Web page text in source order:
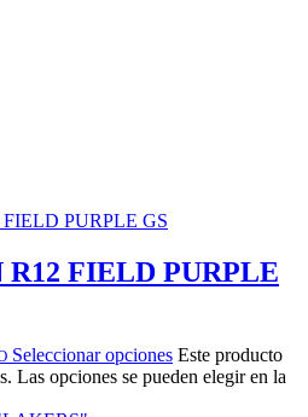
R12 FIELD PURPLE
Seleccionar opciones Este producto
Las opciones se pueden elegir en la